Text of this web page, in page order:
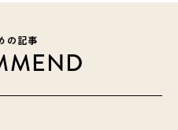
の記事